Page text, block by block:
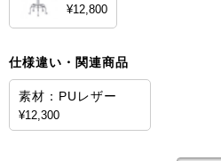
¥12,800
仕様違い・関連商品
素材：PUレザー
¥12,300